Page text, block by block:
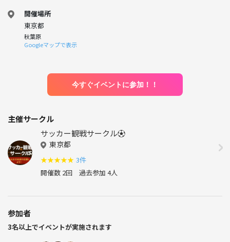
開催場所
東京都
秋葉原
Googleマップで表示
今すぐイベントに参加！！
主催サークル
サッカー観戦サークル⚽️
東京都
★★★★★ 3件
開催数 2回 過去参加 4人
参加者
3名以上でイベントが実施されます